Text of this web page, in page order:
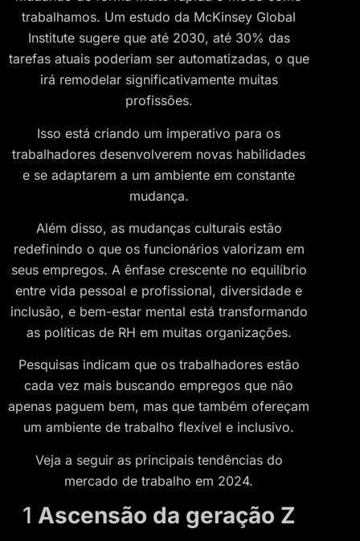
trabalhamos. Um estudo da McKinsey Global
Institute sugere que até 2030, até 30% das
tarefas atuais poderiam ser automatizadas, o que
irá remodelar significativamente muitas
profissões.
Isso está criando um imperativo para os
trabalhadores desenvolverem novas habilidades
e se adaptarem a um ambiente em constante
mudança.
Além disso, as mudanças culturais estão
redefinindo o que os funcionários valorizam em
seus empregos. A ênfase crescente no equilíbrio
entre vida pessoal e profissional, diversidade e
inclusão, e bem-estar mental está transformando
as políticas de RH em muitas organizações.
Pesquisas indicam que os trabalhadores estão
cada vez mais buscando empregos que não
apenas paguem bem, mas que também ofereçam
um ambiente de trabalho flexível e inclusivo.
Veja a seguir as principais tendências do
mercado de trabalho em 2024.
1 Ascensão da geração Z